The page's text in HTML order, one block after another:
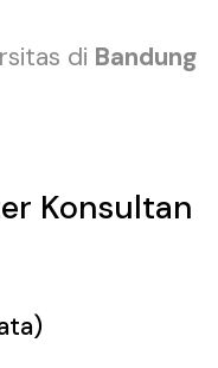
di Bandung
Konsultan